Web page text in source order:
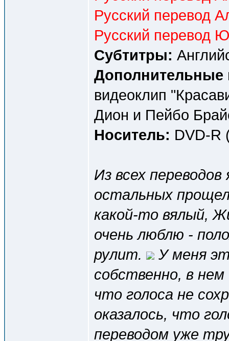
Русский перевод
Русский перевод
Субтитры:
Дополнительные
видеоклип
Дион и Пейбо
Носитель: DVD-R
Из всех
остальных
какой-то вялый,
очень люблю -
рулит.
У меня
собственно, в
что голоса не
оказалось, что
переводом уже